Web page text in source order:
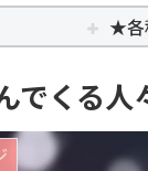
★各
でくる